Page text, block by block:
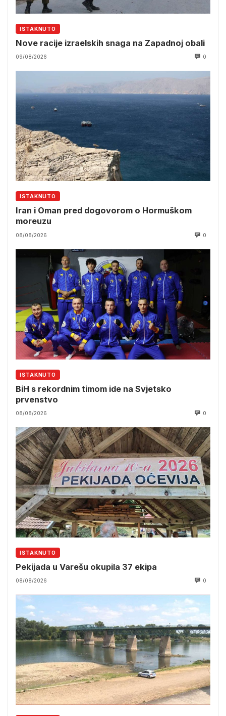
ISTAKNUTO
Nove racije izraelskih snaga na Zapadnoj obali
09/08/2026 0
ISTAKNUTO
Iran i Oman pred dogovorom o Hormuškom
moreuzu
08/08/2026 0
ISTAKNUTO
BiH s rekordnim timom ide na Svjetsko
prvenstvo
08/08/2026 0
ISTAKNUTO
Pekijada u Varešu okupila 37 ekipa
08/08/2026 0